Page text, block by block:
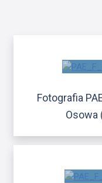
Fotografia
Osowa